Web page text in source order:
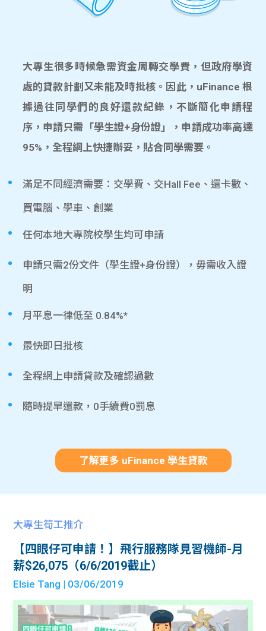
大專生很多時候急需資金周轉交學費，但政府學資
處的貸款計劃又未能及時批核。因此，uFinance 根
據過往同學們的良好還款紀錄，不斷簡化申請程
序，申請只需「學生證+身份證」，申請成功率高達
95%，全程網上快捷辦妥，貼合同學需要。
滿足不同經濟需要：交學費、交Hall Fee、還卡數、
買電腦、學車、創業
任何本地大專院校學生均可申請
申請只需2份文件（學生證+身份證），毋需收入證
明
月平息一律低至 0.84%*
最快即日批核
全程網上申請貸款及確認過數
隨時提早還款，0手續費0罰息
了解更多 uFinance 學生貸款
大專生筍工推介
【四眼仔可申請！】飛行服務隊見習機師-月
薪$26,075（6/6/2019截止）
Elsie Tang | 03/06/2019